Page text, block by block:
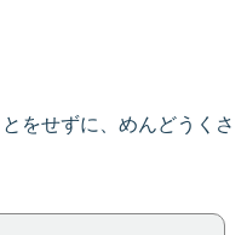
をせずに、めんどうくさ